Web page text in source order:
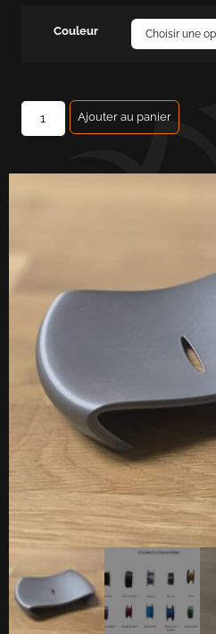
Couleur
Ajouter au panier